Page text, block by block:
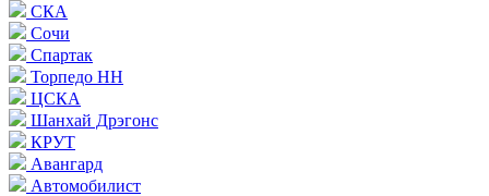
СКА
Сочи
Спартак
Торпедо НН
ЦСКА
Шанхай Дрэгонс
КРУТ
Авангард
Автомобилист